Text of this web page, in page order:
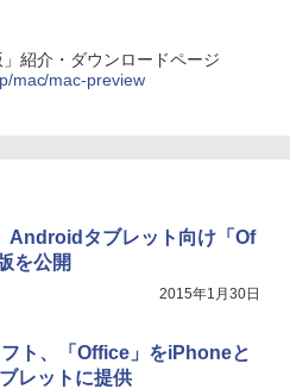
紹介・ダウンロードページ
mac/mac-preview
Androidタブレット向け「Of
を公開
2015年1月30日
ト、「Office」をiPhoneと
レットに提供